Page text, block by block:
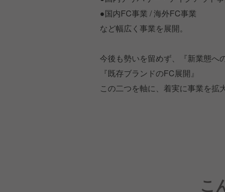
●国内FC事業 / 海外FC事業
など幅広く事業を展開。
今後も勢いを留めず、『新業態へ
『既存ブランドのFC展開』
この二つを軸に、着実に事業を拡大
こ